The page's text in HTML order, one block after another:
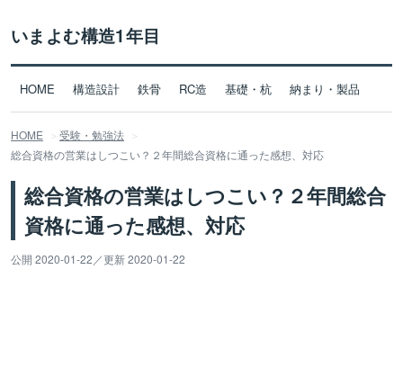
いまよむ構造1年目
HOME 構造設計 鉄骨 RC造 基礎・杭 納まり・製品
HOME
受験・勉強法
総合資格の営業はしつこい？２年間総合資格に通った感想、対応
総合資格の営業はしつこい？２年間総合
資格に通った感想、対応
公開 2020-01-22 ／更新 2020-01-22